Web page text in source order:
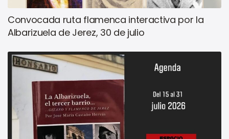
Convocada ruta flamenca interactiva por la
Albarizuela de Jerez, 30 de julio